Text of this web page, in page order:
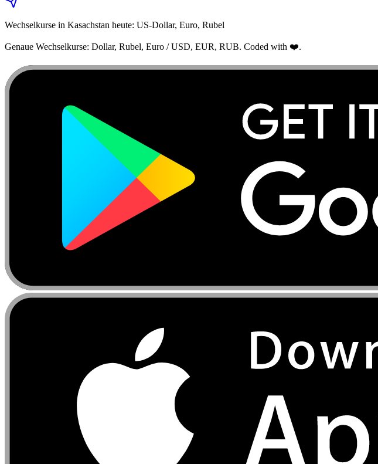
Wechselkurse in Kasachstan heute: US‑Dollar, Euro, Rubel
Genaue Wechselkurse: Dollar, Rubel, Euro / USD, EUR, RUB. Coded with ❤️.